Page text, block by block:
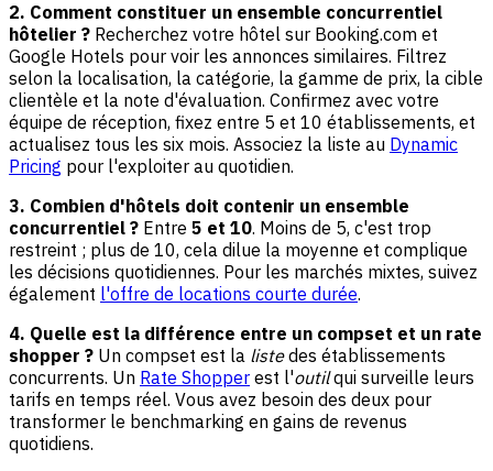
2. Comment constituer un ensemble concurrentiel
hôtelier ? Recherchez votre hôtel sur Booking.com et
Google Hotels pour voir les annonces similaires. Filtrez
selon la localisation, la catégorie, la gamme de prix, la cible
clientèle et la note d'évaluation. Confirmez avec votre
équipe de réception, fixez entre 5 et 10 établissements, et
actualisez tous les six mois. Associez la liste au Dynamic
Pricing pour l'exploiter au quotidien.
3. Combien d'hôtels doit contenir un ensemble
concurrentiel ? Entre 5 et 10. Moins de 5, c'est trop
restreint ; plus de 10, cela dilue la moyenne et complique
les décisions quotidiennes. Pour les marchés mixtes, suivez
également l'offre de locations courte durée.
4. Quelle est la différence entre un compset et un rate
shopper ? Un compset est la listedes établissements
concurrents. Un Rate Shopper est l'outilqui surveille leurs
tarifs en temps réel. Vous avez besoin des deux pour
transformer le benchmarking en gains de revenus
quotidiens.